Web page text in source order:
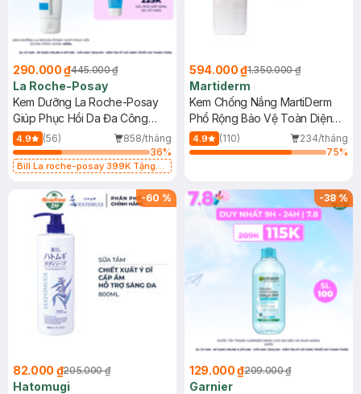
290.000 ₫445.000 ₫
La Roche-Posay
Kem Dưỡng La Roche-Posay
Giúp Phục Hồi Da Đa Công
Dụng 40ml
4.9 (56)
858/tháng
36%
Bill La roche-posay 399K Tặng
(SL có hạn)
594.000 ₫1.350.000 ₫
Martiderm
Kem Chống Nắng MartiDerm
Phổ Rộng Bảo Vệ Toàn Diện
40ml
4.9 (110)
234/tháng
75%
-60 %
82.000 ₫205.000 ₫
Hatomugi
-38%
129.000 ₫209.000 ₫
Garnier